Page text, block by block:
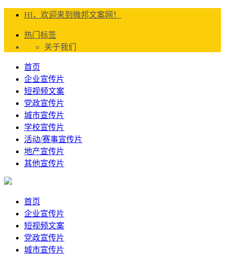
HI，欢迎来到微邦文案网！
热门标签
关于我们
首页
企业宣传片
短视频文案
党政宣传片
城市宣传片
学校宣传片
活动/赛事宣传片
地产宣传片
其他宣传片
首页
企业宣传片
短视频文案
党政宣传片
城市宣传片